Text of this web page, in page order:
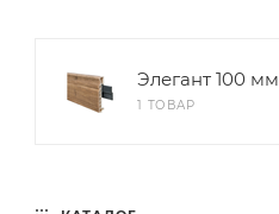
Элегант 100 мм
1 ТОВАР